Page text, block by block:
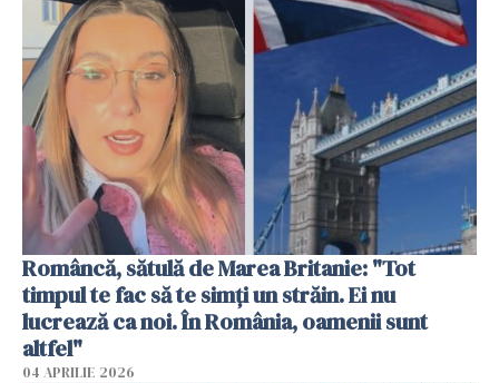
Româncă, sătulă de Marea Britanie: "Tot
timpul te fac să te simți un străin. Ei nu
lucrează ca noi. În România, oamenii sunt
altfel"
04 APRILIE 2026